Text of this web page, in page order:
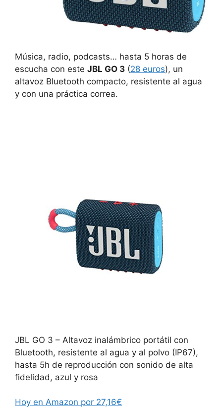
Música, radio, podcasts… hasta 5 horas de
escucha con este JBL GO 3 (28 euros), un
altavoz Bluetooth compacto, resistente al agua
y con una práctica correa.
JBL GO 3 – Altavoz inalámbrico portátil con
Bluetooth, resistente al agua y al polvo (IP67),
hasta 5h de reproducción con sonido de alta
fidelidad, azul y rosa
Hoy en Amazon por 27,16€